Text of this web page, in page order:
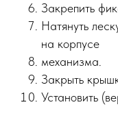
Закрепить
Натянуть
на корпусе
механизма.
Закрыть
Установить